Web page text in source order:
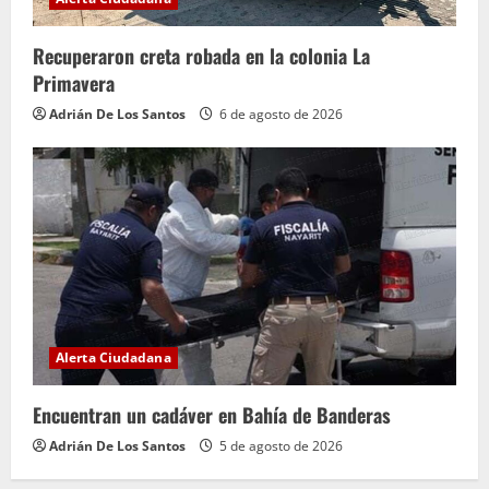
Recuperaron creta robada en la colonia La
Primavera
Adrián De Los Santos 6 de agosto de 2026
Alerta Ciudadana
Encuentran un cadáver en Bahía de Banderas
Adrián De Los Santos 5 de agosto de 2026